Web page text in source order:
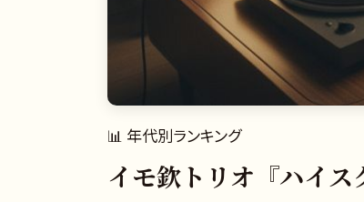
📊 年代別ランキング
イモ欽トリオ『ハイス